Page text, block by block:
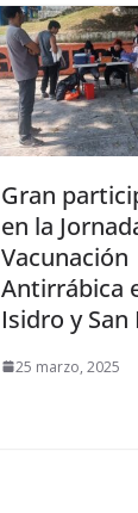
Gran
en la
Vacunación
Antirrábica
Isidro y
25 marzo, 2025